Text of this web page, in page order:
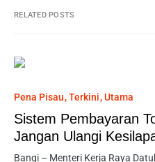
RELATED POSTS
Pena Pisau Terkini Utama
Sistem Pembayaran
Jangan Ulangi
Bangi – Menteri Kerja Raya